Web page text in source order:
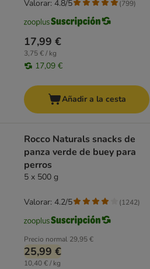
17,99 €
3,75 € / kg
17,09 €
Valorar: 4.8/5 (799)
Añadir a la cesta
Rocco Naturals snacks de
panza verde de buey para
perros
5 x 500 g
Precio normal 29,95 €
25,99 €
10,40 € / kg
Valorar: 4.2/5 (1242)